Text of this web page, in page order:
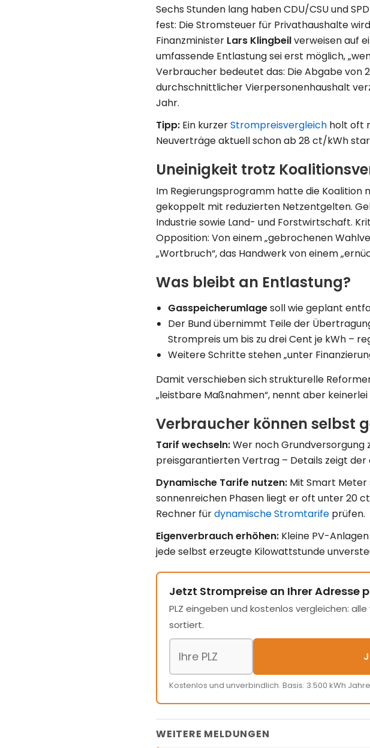
Sechs Stunden lang haben CDU/CSU und
fest: Die Stromsteuer für Privat­haushalte
Finanz­minister Lars Klingbeilverweisen auf
umfassende Entlastung sei erst möglich,
Verbraucher bedeutet das: Die Abgabe von
durchschnittlicher Vierpersonenhaushalt
Jahr.
Tipp: Ein kurzerStrompreis­vergleich holt oft
Neuverträge aktuell schon ab 28 ct/kWh
Uneinigkeit trotz
Im Regierungs­programm hatte die Koalition
gekoppelt mit reduzierten Netz­entgelten.
Industrie sowie Land- und Forstwirtschaft.
Opposition: Von einem „gebrochenen
„Wortbruch“, das Handwerk von einem
Was bleibt an Entlastung?
Gasspeicher­umlagesoll wie geplant
Der Bund übernimmt Teile der
Strompreis um bis zu drei Cent je kWh –
Weitere Schritte stehen „unter
Damit verschieben sich strukturelle
„leistbare Maßnahmen“, nennt aber keinerlei
Verbraucher können selbst
Tarif wechseln:Wer noch Grund­versorgung
preis­garantierten Vertrag – Details zeigt
Dynamische Tarife nutzen: Mit Smart Meter
sonnenreichen Phasen liegt er oft unter 20
Rechner fürdynamische Stromtarife prüfen.
Eigenverbrauch erhöhen: Kleine PV-
jede selbst erzeugte Kilowatt­stunde
Jetzt Strompreise an Ihrer Adresse
PLZ eingeben und kostenlos vergleichen:
sortiert.
Kostenlos und unverbindlich. Basis: 3.500 kWh
WEITERE MELDUNGEN